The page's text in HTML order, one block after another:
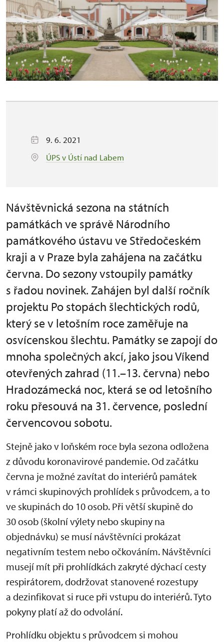
9. 6. 2021
ÚPS v Ústí nad Labem
Návštěvnická sezona na státních
památkách ve správě Národního
památkového ústavu ve Středočeském
kraji a v Praze byla zahájena na začátku
června. Do sezony vstoupily památky
s řadou novinek. Zahájen byl další ročník
projektu Po stopách šlechtických rodů,
který se v letošním roce zaměřuje na
osvícenskou šlechtu. Památky se zapojí do
mnoha společných akcí, jako jsou Víkend
otevřených zahrad (11.–13. června) nebo
Hradozámecká noc, která se od letošního
roku přesouvá na 31. července, poslední
červencovou sobotu.
Stejně jako v loňském roce byla sezona odložena
z důvodu koronavirové pandemie. Od začátku
června je možné zavítat do interiérů památek
v rámci skupinových prohlídek s průvodcem, a to
ve skupinách do 10 osob. Při větší skupině do
30 osob (školní výlety nebo skupiny na
objednávku) se musí návštěvníci prokázat
negativním testem nebo očkováním. Návštěvníci
musejí mít při prohlídkách zakryté dýchací cesty
respirátorem, dodržovat stanovené rozestupy
a dezinfikovat si ruce při vstupu do interiérů. Tyto
pokyny platí až do odvolání.
Prohlídku objektu s průvodcem si mohou